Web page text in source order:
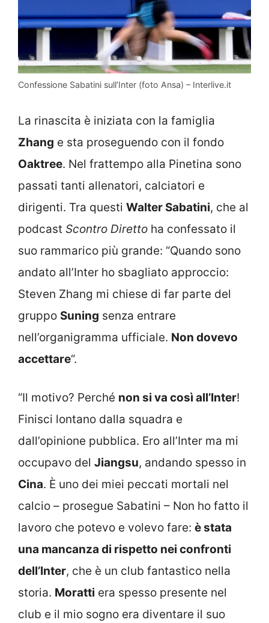
Confessione Sabatini sull’Inter (foto Ansa) – Interlive.it
La rinascita è iniziata con la famiglia
Zhang e sta proseguendo con il fondo
Oaktree. Nel frattempo alla Pinetina sono
passati tanti allenatori, calciatori e
dirigenti. Tra questi Walter Sabatini, che al
podcast Scontro Diretto ha confessato il
suo rammarico più grande: “Quando sono
andato all’Inter ho sbagliato approccio:
Steven Zhang mi chiese di far parte del
gruppo Suning senza entrare
nell’organigramma ufficiale. Non dovevo
accettare“.
“Il motivo? Perché non si va così all’Inter!
Finisci lontano dalla squadra e
dall’opinione pubblica. Ero all’Inter ma mi
occupavo del Jiangsu, andando spesso in
Cina. È uno dei miei peccati mortali nel
calcio – prosegue Sabatini – Non ho fatto il
lavoro che potevo e volevo fare: è stata
una mancanza di rispetto nei confronti
dell’Inter, che è un club fantastico nella
storia. Moratti era spesso presente nel
club e il mio sogno era diventare il suo